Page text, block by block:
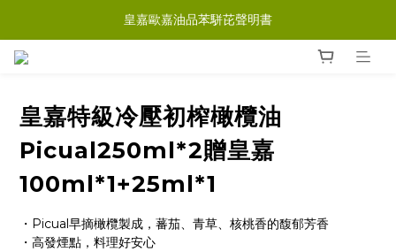
皇嘉歐嘉油品苯駢芘聲明書
皇嘉特級冷壓初榨橄欖油
Picual250ml*2贈皇嘉
100ml*1+25ml*1
・Picual早摘橄欖製成，蕃茄、青草、核桃香的馥郁芳香
・高發煙點，料理好安心